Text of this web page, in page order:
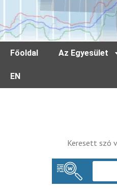
Főoldal Az Egyesület
EN
Keresett szó